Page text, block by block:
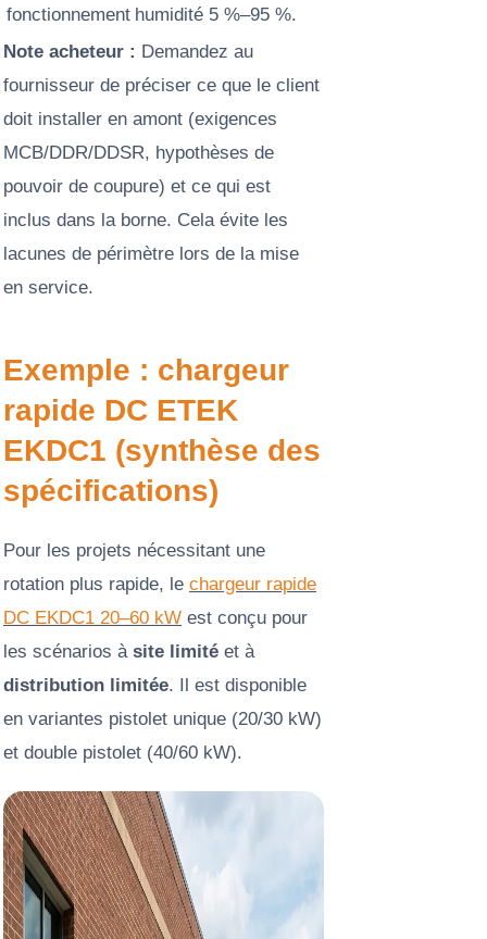
fonctionnement humidité 5 %–95 %.
Note acheteur : Demandez au
fournisseur de préciser ce que le client
doit installer en amont (exigences
MCB/DDR/DDSR, hypothèses de
pouvoir de coupure) et ce qui est
inclus dans la borne. Cela évite les
lacunes de périmètre lors de la mise
en service.
Exemple : chargeur
rapide DC ETEK
EKDC1 (synthèse des
spécifications)
Pour les projets nécessitant une
rotation plus rapide, le chargeur rapide
DC EKDC1 20–60 kW est conçu pour
les scénarios à site limité et à
distribution limitée. Il est disponible
en variantes pistolet unique (20/30 kW)
et double pistolet (40/60 kW).